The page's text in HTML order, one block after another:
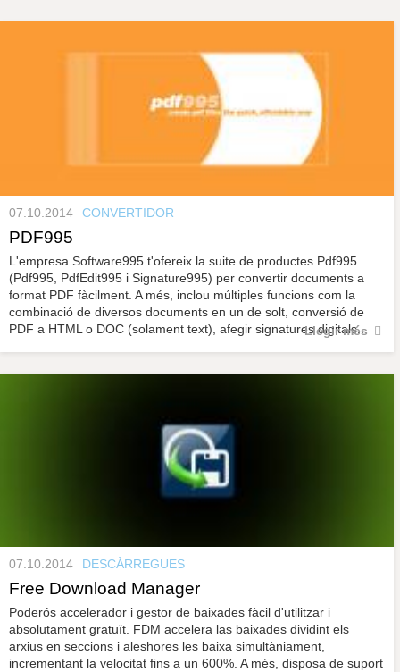
e
l
07.10.2014 CONVERTIDOR
PDF995
L'empresa Software995 t'ofereix la suite de productes Pdf995
(Pdf995, PdfEdit995 i Signature995) per convertir documents a
format PDF fàcilment. A més, inclou múltiples funcions com la
combinació de diversos documents en un de solt, conversió de
PDF a HTML o DOC (solament text), afegir signatures digitals...
Llegir més
07.10.2014 DESCÀRREGUES
Free Download Manager
Poderós accelerador i gestor de baixades fàcil d'utilitzar i
absolutament gratuït. FDM accelera las baixades dividint els
arxius en seccions i aleshores les baixa simultàniament,
incrementant la velocitat fins a un 600%. A més, disposa de suport
n
e
s